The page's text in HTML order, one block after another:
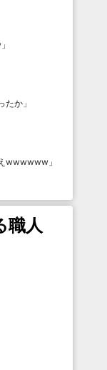
」
たか 」
wwwwww 」
職人